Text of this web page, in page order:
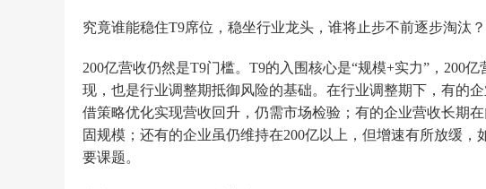
究竟谁能稳住T9席位，稳坐行业龙头，谁将止步不前逐步淘汰？
200亿营收仍然是T9门槛。T9的入围核心是“规模+实力”，200
现，也是行业调整期抵御风险的基础。在行业调整期下，有的
借策略优化实现营收回升，仍需市场检验；有的企业营收长期
固规模；还有的企业虽仍维持在200亿以上，但增速有所放缓
要课题。